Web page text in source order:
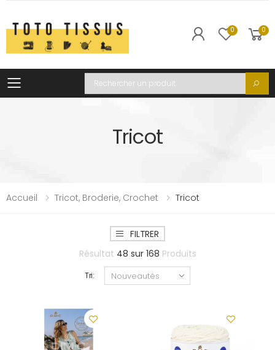
0 0
Toggle mobile menu
Recherche
Tricot
Accueil Tricot, Broderie, Crochet Tricot
FILTRER
Résultat 48 sur 168 Produits
Tri: